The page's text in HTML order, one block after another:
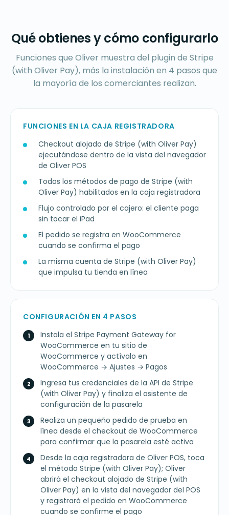
Qué obtienes y cómo configurarlo
Funciones que Oliver muestra del plugin de Stripe
(with Oliver Pay), más la instalación en 4 pasos que
la mayoría de los comerciantes realizan.
FUNCIONES EN LA CAJA REGISTRADORA
Checkout alojado de Stripe (with Oliver Pay)
ejecutándose dentro de la vista del navegador
de Oliver POS
Todos los métodos de pago de Stripe (with
Oliver Pay) habilitados en la caja registradora
Flujo controlado por el cajero: el cliente paga
sin tocar el iPad
El pedido se registra en WooCommerce
cuando se confirma el pago
La misma cuenta de Stripe (with Oliver Pay)
que impulsa tu tienda en línea
CONFIGURACIÓN EN 4 PASOS
Instala el Stripe Payment Gateway for
WooCommerce en tu sitio de
WooCommerce y actívalo en
WooCommerce → Ajustes → Pagos
Ingresa tus credenciales de la API de Stripe
(with Oliver Pay) y finaliza el asistente de
configuración de la pasarela
Realiza un pequeño pedido de prueba en
línea desde el checkout de WooCommerce
para confirmar que la pasarela esté activa
Desde la caja registradora de Oliver POS, toca
el método Stripe (with Oliver Pay); Oliver
abrirá el checkout alojado de Stripe (with
Oliver Pay) en la vista del navegador del POS
y registrará el pedido en WooCommerce
cuando se confirme el pago